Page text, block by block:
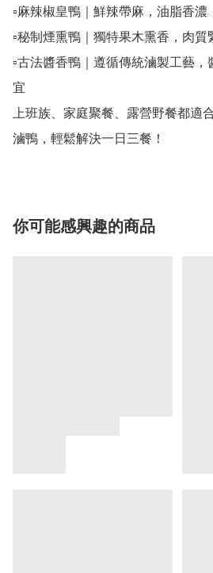
▫麻辣椒皇鴨｜鮮辣帶麻，油脂香濃
▫秘制煙熏鴨｜獨特果木熏香，肉
▫古法醬香鴨｜遵循傳統滷製工藝，
宜
上班族、家庭聚餐、露營野餐都適
滷鴨，輕鬆解決一日三餐！
你可能感興趣的商品